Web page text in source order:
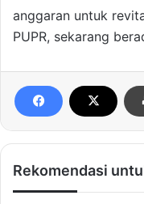
anggaran untuk
PUPR, sekarang
Rekomendasi